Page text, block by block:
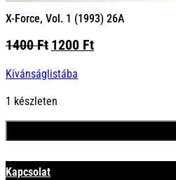
X-Force, Vol. 1 (1993) 26A
1400Ft Original
was:
1200 FtCurrent
Kívánságlistába
1 készleten
Kapcsolat